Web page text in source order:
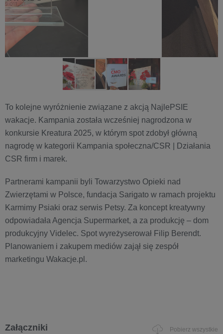
To kolejne wyróżnienie związane z akcją NajlePSIE
wakacje. Kampania została wcześniej nagrodzona w
konkursie Kreatura 2025, w którym spot zdobył główną
nagrodę w kategorii Kampania społeczna/CSR | Działania
CSR firm i marek.
Partnerami kampanii byli Towarzystwo Opieki nad
Zwierzętami w Polsce, fundacja Sarigato w ramach projektu
Karmimy Psiaki oraz serwis Petsy. Za koncept kreatywny
odpowiadała Agencja Supermarket, a za produkcję – dom
produkcyjny Videlec. Spot wyreżyserował Filip Berendt.
Planowaniem i zakupem mediów zajął się zespół
marketingu Wakacje.pl.
Załączniki Pobierz wszystkie